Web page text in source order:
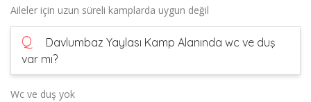
Aileler için uzun süreli kamplarda uygun değil
Q
Davlumbaz Yaylası Kamp Alanında wc ve duş
var mı?
Wc ve duş yok